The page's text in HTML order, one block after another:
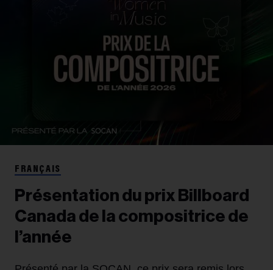
FRANÇAIS
Présentation du prix Billboard
Canada de la compositrice de
l’année